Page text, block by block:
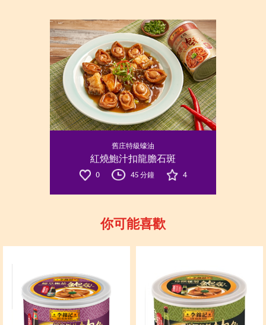
舊庄特級蠔油
紅燒鮑汁扣龍膽石斑
0 45 分鐘 4
你可能喜歡